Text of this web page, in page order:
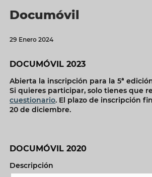
Documóvil
29 Enero 2024
DOCUMÓVIL 2023
Abierta la inscripción para la 5ª
Si quieres participar, solo tienes que
cuestionario. El plazo de inscripción
20 de diciembre.
DOCUMÓVIL 2020
Descripción